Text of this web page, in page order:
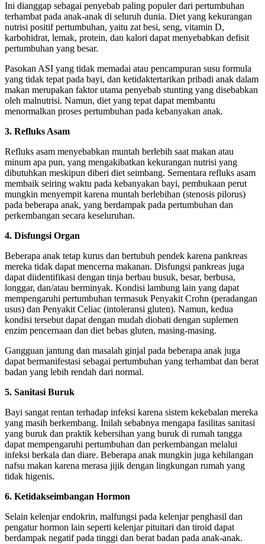
Ini dianggap sebagai penyebab paling populer dari pertumbuhan
terhambat pada anak-anak di seluruh dunia. Diet yang kekurangan
nutrisi positif pertumbuhan, yaitu zat besi, seng, vitamin D,
karbohidrat, lemak, protein, dan kalori dapat menyebabkan defisit
pertumbuhan yang besar.
Pasokan ASI yang tidak memadai atau pencampuran susu formula
yang tidak tepat pada bayi, dan ketidaktertarikan pribadi anak dalam
makan merupakan faktor utama penyebab stunting yang disebabkan
oleh malnutrisi. Namun, diet yang tepat dapat membantu
menormalkan proses pertumbuhan pada kebanyakan anak.
3. Refluks Asam
Refluks asam menyebabkan muntah berlebih saat makan atau
minum apa pun, yang mengakibatkan kekurangan nutrisi yang
dibutuhkan meskipun diberi diet seimbang. Sementara refluks asam
membaik seiring waktu pada kebanyakan bayi, pembukaan perut
mungkin menyempit karena muntah berlebihan (stenosis pilorus)
pada beberapa anak, yang berdampak pada pertumbuhan dan
perkembangan secara keseluruhan.
4. Disfungsi Organ
Beberapa anak tetap kurus dan bertubuh pendek karena pankreas
mereka tidak dapat mencerna makanan. Disfungsi pankreas juga
dapat diidentifikasi dengan tinja berbau busuk, besar, berbusa,
longgar, dan/atau berminyak. Kondisi lambung lain yang dapat
mempengaruhi pertumbuhan termasuk Penyakit Crohn (peradangan
usus) dan Penyakit Celiac (intoleransi gluten). Namun, kedua
kondisi tersebut dapat dengan mudah diobati dengan suplemen
enzim pencernaan dan diet bebas gluten, masing-masing.
Gangguan jantung dan masalah ginjal pada beberapa anak juga
dapat bermanifestasi sebagai pertumbuhan yang terhambat dan berat
badan yang lebih rendah dari normal.
5. Sanitasi Buruk
Bayi sangat rentan terhadap infeksi karena sistem kekebalan mereka
yang masih berkembang. Inilah sebabnya mengapa fasilitas sanitasi
yang buruk dan praktik kebersihan yang buruk di rumah tangga
dapat mempengaruhi pertumbuhan dan perkembangan melalui
infeksi berkala dan diare. Beberapa anak mungkin juga kehilangan
nafsu makan karena merasa jijik dengan lingkungan rumah yang
tidak higenis.
6. Ketidakseimbangan Hormon
Selain kelenjar endokrin, malfungsi pada kelenjar penghasil dan
pengatur hormon lain seperti kelenjar pituitari dan tiroid dapat
berdampak negatif pada tinggi dan berat badan pada anak-anak.